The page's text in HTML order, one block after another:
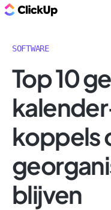
SOFTWARE
Top 10
koppels
blijven